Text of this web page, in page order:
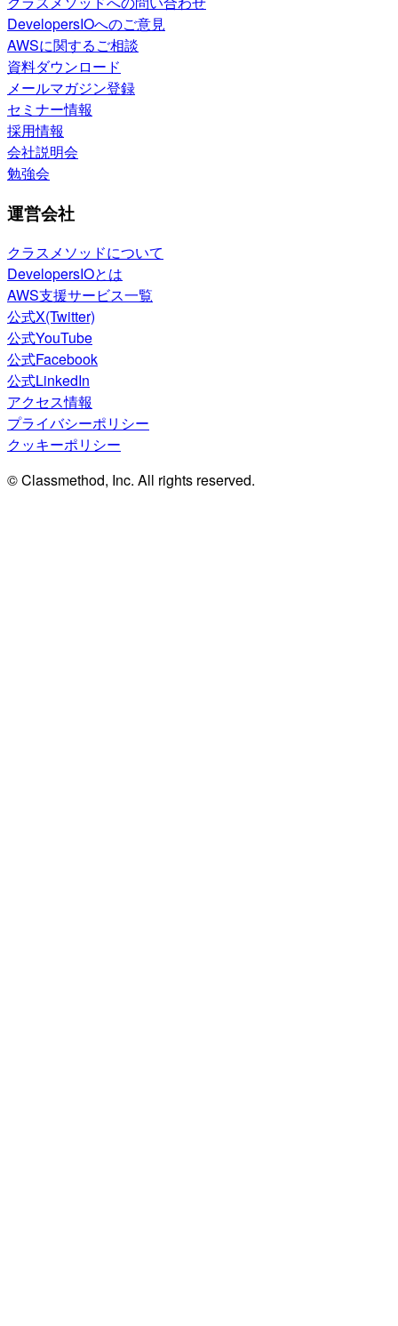
DevelopersIOへのご意見
AWSに関するご相談
資料ダウンロード
メールマガジン登録
セミナー情報
採用情報
会社説明会
勉強会
運営会社
クラスメソッドについて
DevelopersIOとは
AWS支援サービス一覧
公式X(Twitter)
公式YouTube
公式Facebook
公式LinkedIn
アクセス情報
プライバシーポリシー
クッキーポリシー
© Classmethod, Inc. All rights reserved.